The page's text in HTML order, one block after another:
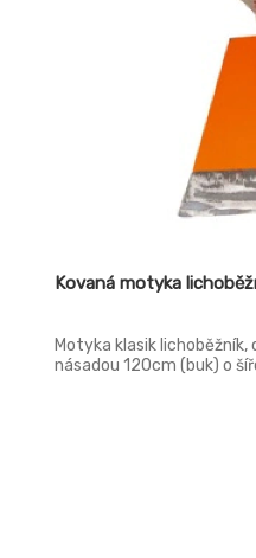
Kovaná motyka
Motyka klasik lichoběžník,
násadou 120cm (buk) o